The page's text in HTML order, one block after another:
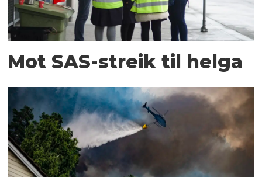
Mot SAS-streik til helga